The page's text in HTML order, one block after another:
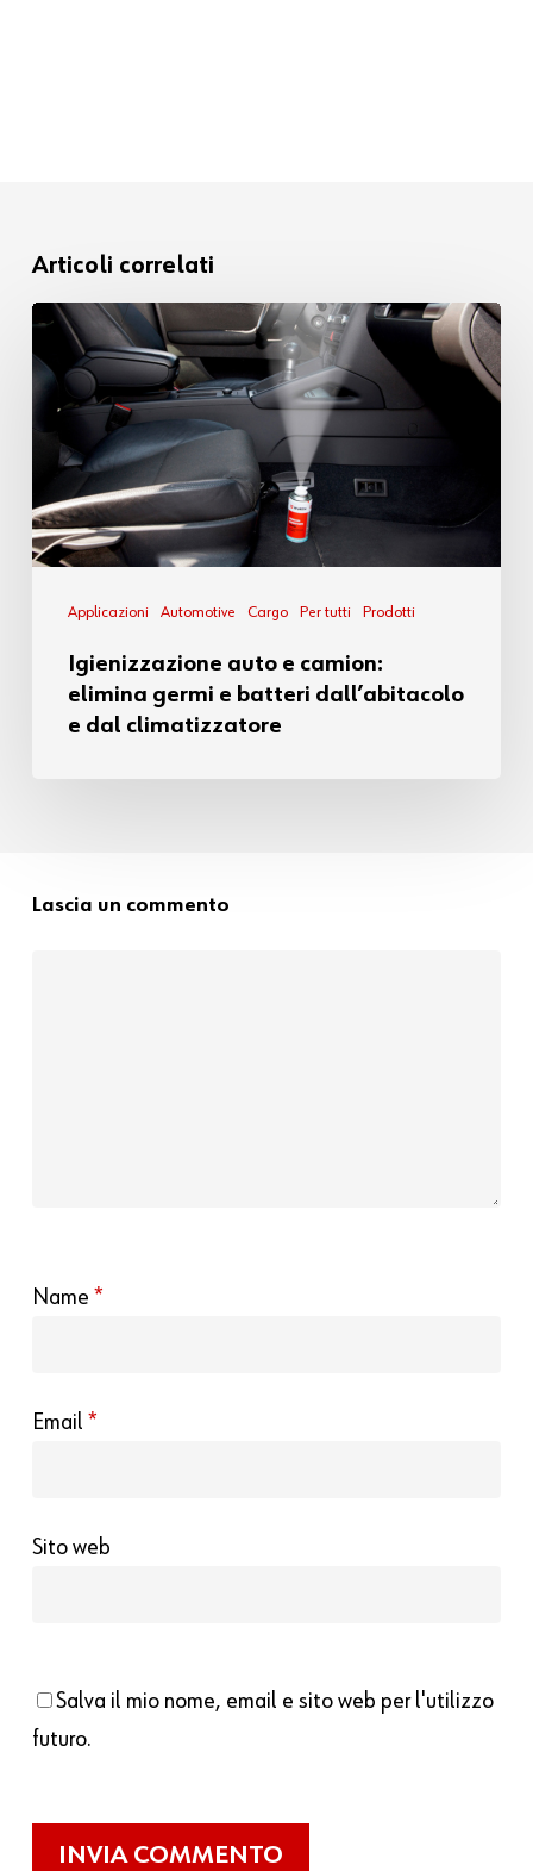
Articoli correlati
Applicazioni Automotive Cargo Per tutti Prodotti
Igienizzazione auto e camion:
elimina germi e batteri dall’abitacolo
e dal climatizzatore
Lascia un commento
Name *
Email *
Sito web
Salva il mio nome, email e sito web per l'utilizzo
futuro.